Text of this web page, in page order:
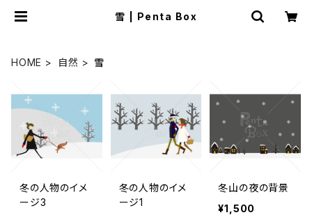
雪 | Penta Box
HOME 自然 雪
冬の人物のイメ
ージ3
冬の人物のイメ
ージ1
冬山の夜の背景
¥1,500